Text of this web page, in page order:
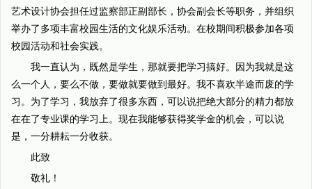
艺术设计协会担任过监察部正副部长，协会副会长等职务，并组织
举办了多项丰富校园生活的文化娱乐活动。在校期间积极参加各项
校园活动和社会实践。
我一直认为，既然是学生，那就要把学习搞好。因为我就是这
么一个人，要么不做，要做就要做到最好。我不喜欢半途而废的学
习。为了学习，我放弃了很多东西，可以说把绝大部分的精力都放
在在了专业课的学习上。现在我能够获得奖学金的机会，可以说
是，一分耕耘一分收获。
此致
敬礼！